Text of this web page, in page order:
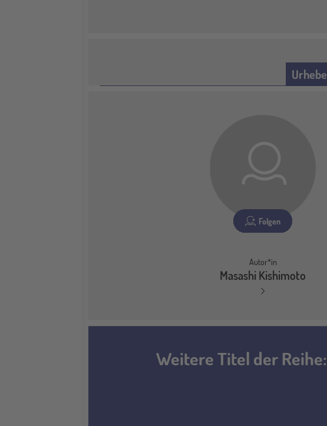
Folgen
Autor*in
Masashi Kishimoto
Weitere Titel der